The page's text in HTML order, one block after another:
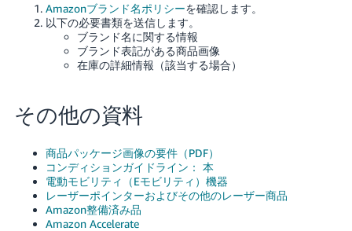
Amazonブランド名ポリシーを確認します。
以下の必要書類を送信します。
ブランド名に関する情報
ブランド表記がある商品画像
在庫の詳細情報（該当する場合）
その他の資料
商品パッケージ画像の要件（PDF）
コンディションガイドライン： 本
電動モビリティ（Eモビリティ）機器
レーザーポインターおよびその他のレーザー商品
Amazon整備済み品
Amazon Accelerate